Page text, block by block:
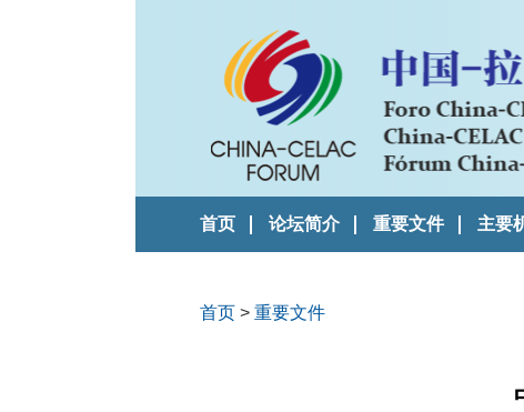
首页 论坛简介 重要文件 主要
首页 > 重要文件